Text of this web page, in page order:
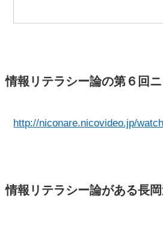
情報リテラシー論の第６回
http://niconare.nicovideo.jp/
情報リテラシー論がある長